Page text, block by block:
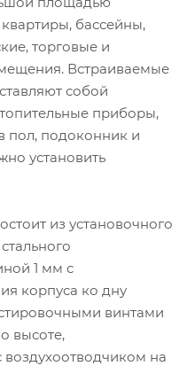
бассейны,
торговые и
Встраиваемые
собой
приборы,
пол, подоконник и
установить
из установочного
1 мм с
корпуса ко дну
винтами
высоте,
воздухоотводчиком на